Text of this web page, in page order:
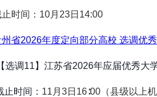
时间：10月23日14:00
州省2026年度定向部分高校 选调优
【选调11】江苏省2026年应届优秀大
时间： 11月3日16∶00（县级以上